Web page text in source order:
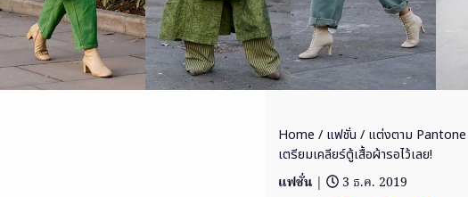
Home / แฟชั่น / แต่งตาม Pantone
เตรียมเคลียร์ตู้เสื้อผ้ารอไว้เลย!
แฟชั่น |
3 ธ.ค. 2019